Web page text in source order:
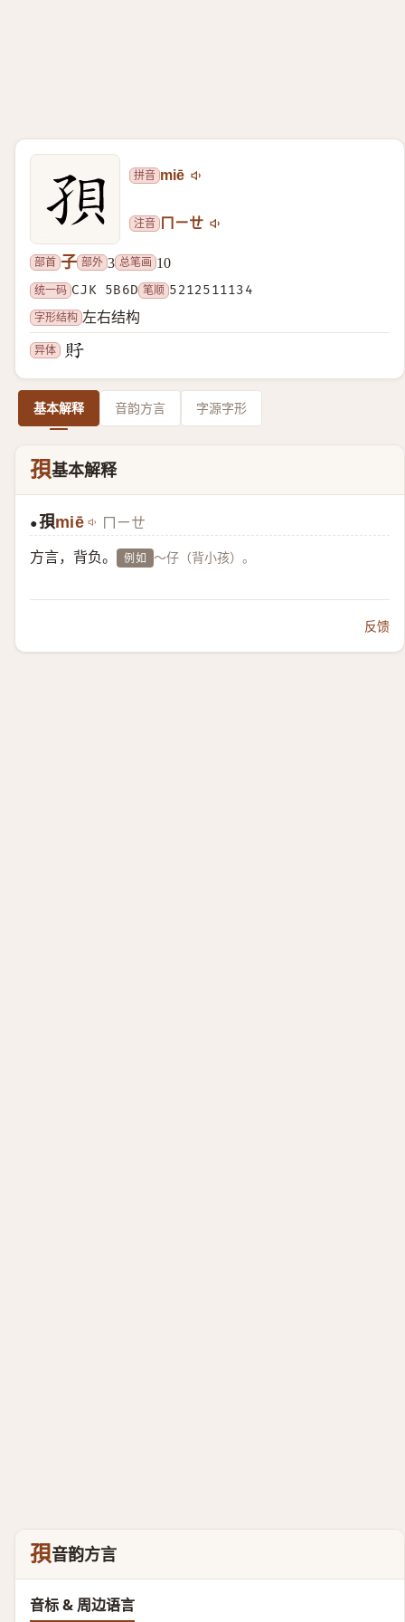
拼音 miē
注音 ㄇㄧㄝ
部首 子 部外 3 总笔画 10
统一码 CJK 5B6D 笔顺 5212511134
字形结构 左右结构
异体
基本解释 音韵方言 字源字形
孭基本解释
●孭miē ㄇㄧㄝ
方言，背负。 例如 ～仔（背小孩）。
反馈
孭音韵方言
音标 & 周边语言